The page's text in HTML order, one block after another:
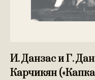
И. Данзас и Г.
Карчикян